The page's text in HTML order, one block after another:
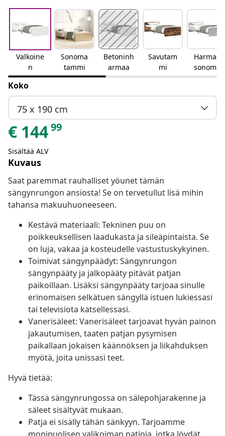
Valkoine
n
Sonoma
tammi
Betoninh
armaa
Savutam
mi
Harmaa
sonoma
Koko
75 x 190 cm
€ 14499
Sisältää ALV
Kuvaus
Saat paremmat rauhalliset yöunet tämän
sängynrungon ansiosta! Se on tervetullut lisä mihin
tahansa makuuhuoneeseen.
Kestävä materiaali: Tekninen puu on
poikkeuksellisen laadukasta ja sileäpintaista. Se
on luja, vakaa ja kosteudelle vastustuskykyinen.
Toimivat sängynpäädyt: Sängynrungon
sängynpääty ja jalkopääty pitävät patjan
paikoillaan. Lisäksi sängynpääty tarjoaa sinulle
erinomaisen selkätuen sängyllä istuen lukiessasi
tai televisiota katsellessasi.
Vanerisäleet: Vanerisäleet tarjoavat hyvän painon
jakautumisen, taaten patjan pysymisen
paikallaan jokaisen käännöksen ja liikahduksen
myötä, joita unissasi teet.
Hyvä tietää:
Tässä sängynrungossa on sälepohjarakenne ja
säleet sisältyvät mukaan.
Patja ei sisälly tähän sänkyyn. Tarjoamme